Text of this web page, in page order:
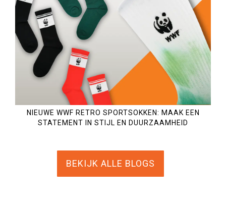
NIEUWE WWF RETRO SPORTSOKKEN: MAAK EEN
STATEMENT IN STIJL EN DUURZAAMHEID
BEKIJK ALLE BLOGS